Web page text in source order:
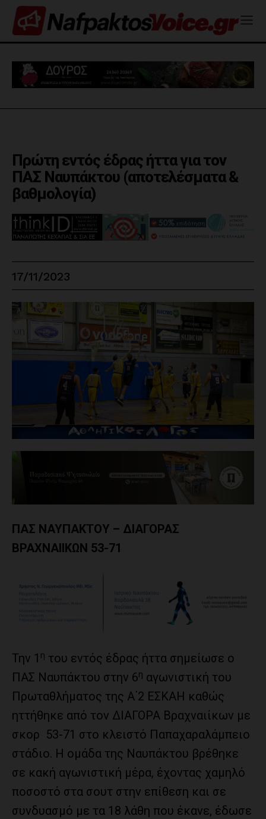
Πρώτη εντός έδρας ήττα για τον
ΠΑΣ Ναυπάκτου (αποτελέσματα &
βαθμολογία)
17/11/2023
ΠΑΣ ΝΑΥΠΑΚΤΟΥ – ΔΙΑΓΟΡΑΣ
ΒΡΑΧΝΑΙΙΚΩΝ 53-71
Την 1 η του εντός έδρας ήττα σημείωσε ο
ΠΑΣ Ναυπάκτου στην 6η αγωνιστική του
Πρωταθλήματος της Α΄2 ΕΣΚΑΗ καθώς
ηττήθηκε από τον ΔΙΑΓΟΡΑ Βραχναιίκων με
σκορ 53-71 στο κλειστό Παπαχαραλάμπειο
στάδιο. Η ομάδα της Ναυπάκτου βρέθηκε
σε κακή αγωνιστική μέρα, έχοντας χαμηλό
ποσοστό στα σουτ στην επίθεση και σε
συνδυασμό με τα 18 λάθη που έκανε, έδωσε